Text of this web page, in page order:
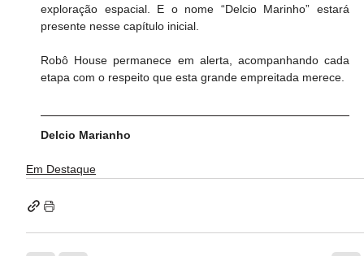
exploração espacial. E o nome “Delcio Marinho” estará
presente nesse capítulo inicial.
Robô House permanece em alerta, acompanhando cada
etapa com o respeito que esta grande empreitada merece.
Delcio Marianho
Em Destaque